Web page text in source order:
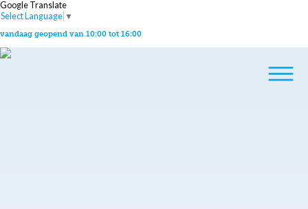
Google Translate
Select Language ▼
vandaag geopend van 10:00 tot 16:00